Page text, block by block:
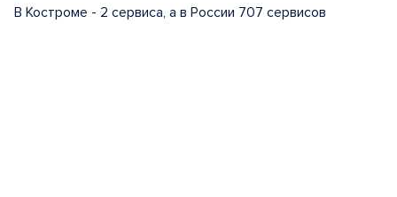
В Костроме - 2 сервиса, а в России 707 сервисов